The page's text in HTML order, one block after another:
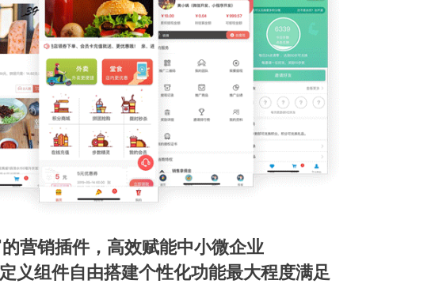
营销插件，高效赋能中小微企业
义组件自由搭建个性化功能最大程度满足